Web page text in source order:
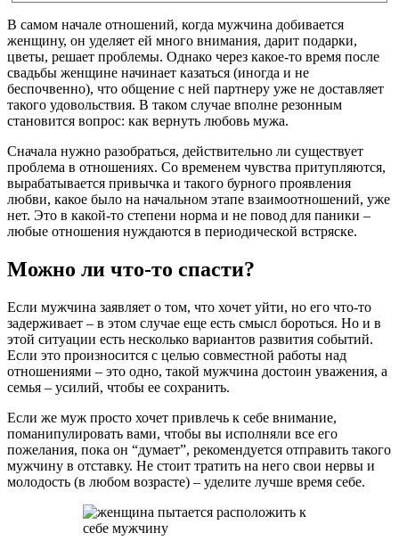
В самом начале отношений, когда мужчина добивается
женщину, он уделяет ей много внимания, дарит подарки,
цветы, решает проблемы. Однако через какое-то время после
свадьбы женщине начинает казаться (иногда и не
беспочвенно), что общение с ней партнеру уже не доставляет
такого удовольствия. В таком случае вполне резонным
становится вопрос: как вернуть любовь мужа.
Сначала нужно разобраться, действительно ли существует
проблема в отношениях. Со временем чувства притупляются,
вырабатывается привычка и такого бурного проявления
любви, какое было на начальном этапе взаимоотношений, уже
нет. Это в какой-то степени норма и не повод для паники –
любые отношения нуждаются в периодической встряске.
Можно ли что-то спасти?
Если мужчина заявляет о том, что хочет уйти, но его что-то
задерживает – в этом случае еще есть смысл бороться. Но и в
этой ситуации есть несколько вариантов развития событий.
Если это произносится с целью совместной работы над
отношениями – это одно, такой мужчина достоин уважения, а
семья – усилий, чтобы ее сохранить.
Если же муж просто хочет привлечь к себе внимание,
поманипулировать вами, чтобы вы исполняли все его
пожелания, пока он “думает”, рекомендуется отправить такого
мужчину в отставку. Не стоит тратить на него свои нервы и
молодость (в любом возрасте) – уделите лучше время себе.